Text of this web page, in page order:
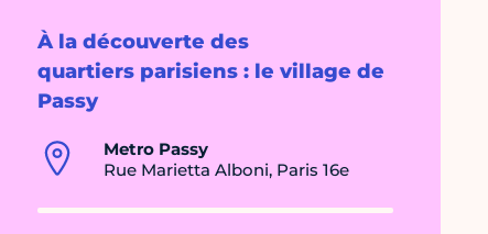
À la découverte des
quartiers parisiens : le village de
Passy
Metro Passy
Rue Marietta Alboni, Paris 16e